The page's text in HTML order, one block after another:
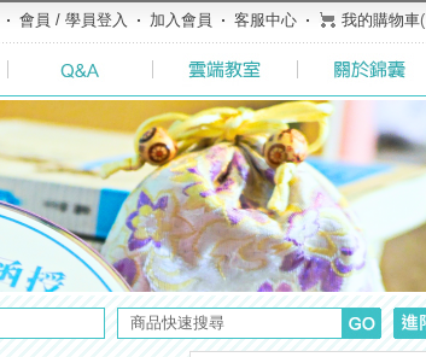
會員 / 學員登入 加入會員 客服中心 我的購物車(